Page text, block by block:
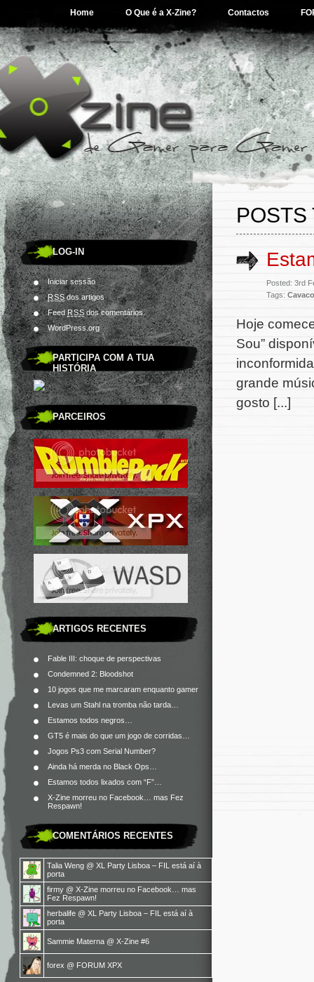
Home O Que é a X-Zine? Contactos
LOG-IN
Iniciar sessão
RSSdos artigos
FeedRSSdos comentários.
WordPress.org
PARTICIPA COM A TUA
HISTÓRIA
PARCEIROS
ARTIGOS RECENTES
Fable III: choque de perspectivas
Condemned 2: Bloodshot
10 jogos que me marcaram enquanto gamer
Levas um Stahl na tromba não tarda…
Estamos todos negros…
GT5 é mais do que um jogo de corridas…
Jogos Ps3 com Serial Number?
Ainda há merda no Black Ops…
Estamos todos lixados com “F”…
X-Zine morreu no Facebook… mas Fez
Respawn!
COMENTÁRIOS RECENTES
Talia Weng @ XL Party Lisboa – FIL está aí à
porta
firmy @ X-Zine morreu no Facebook… mas
Fez Respawn!
herbalife @ XL Party Lisboa – FIL está aí à
porta
Sammie Materna @ X-Zine #6
forex @ FORUM XPX
POSTS
Posted: 3rd
Tags: Cavaco
Hoje
Sou”
grande
gosto [...]